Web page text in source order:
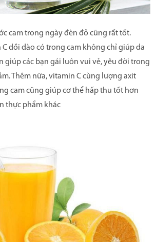
cam trong ngày đèn đỏ cũng rất tốt.
dồi dào có trong cam không chỉ giúp da
giúp các bạn gái luôn vui vẻ, yêu đời trong
Thêm nữa, vitamin C cùng lượng axit
cam cũng giúp cơ thể hấp thu tốt hơn
thực phẩm khác